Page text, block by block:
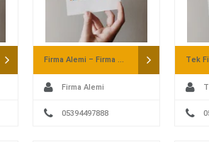
Firma Alemi – Firma Rehberi
Firma Alemi
05394497888